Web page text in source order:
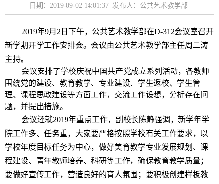
日期：2019-09-02 14:01:37 发布人：公共艺术教学部
2019年9月 2 日下午，公共艺术教学部在D-312会议室召开
新学期开学工作安排会。会议由公共艺术教学部主任周二涛
主持。
会议安排了学校庆祝中国共产党成立系列活动，各教师
围绕党的建设、教育教学、专业建设、学生返校、学生管
理、课程思政建设等方面工作，交流工作设想，分析存在问
题，并提出措施。
会议还就2019年重点工作，副校长陈静强调，新学年学
院工作多、任务重，大家要严格按照学校有关工作要求，以
学校年度目标任务为中心，做好美育教学专业发展规划、课
程建设、青年教师培养、科研等工作，确保教育教学质量；
要做好宣传工作，营造良好的育人氛围；要积极创建样板教